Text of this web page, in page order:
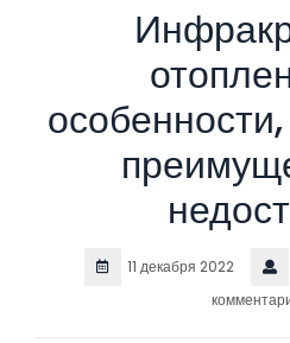
11 декабря 2022